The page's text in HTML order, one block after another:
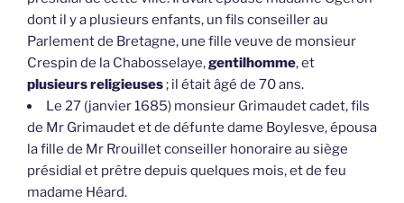
dont il y a plusieurs enfants, un fils conseiller au
Parlement de Bretagne, une fille veuve de monsieur
Crespin de la Chabosselaye,gentilhomme, et
plusieurs religieuses; il était âgé de 70 ans.
Le 27 (janvier 1685) monsieur Grimaudet cadet, fils
de Mr Grimaudet et de défunte dame Boylesve, épousa
la fille de Mr Rrouillet conseiller honoraire au siège
présidial et prêtre depuis quelques mois, et de feu
madame Héard.